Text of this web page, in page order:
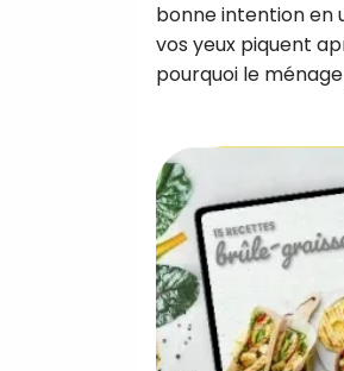
bonne intention en
vos yeux piquent
pourquoi le